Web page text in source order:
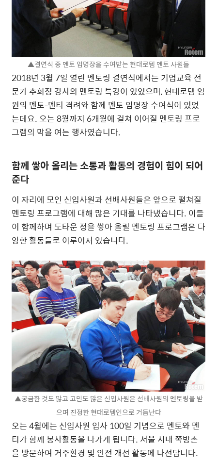
▲결연식 중 멘토 임명장을 수여받는 현대로템 멘토 사원들
2018년 3월 7일 열린 멘토링 결연식에서는 기업교육 전
문가 추희정 강사의 멘토링 특강이 있었으며, 현대로템 임
원의 멘토-멘티 격려와 함께 멘토 임명장 수여식이 있었
는데요. 오는 8월까지 6개월에 걸쳐 이어질 멘토링 프로
그램의 막을 여는 행사였습니다.
함께 쌓아 올리는 소통과 활동의 경험이 힘이 되어
준다
이 자리에 모인 신입사원과 선배사원들은 앞으로 펼쳐질
멘토링 프로그램에 대해 많은 기대를 나타냈습니다. 이들
이 함께하며 도타운 정을 쌓아 올릴 멘토링 프로그램은 다
양한 활동들로 이루어져 있습니다.
▲궁금한 것도 많고 고민도 많은 신입사원은 선배사원의 멘토링을 받
으며 진정한 현대로템인으로 거듭난다
오는 4월에는 신입사원 입사 100일 기념으로 멘토와 멘
티가 함께 봉사활동을 나가게 됩니다. 서울 시내 쪽방촌
을 방문하여 거주환경 및 안전 개선 활동에 나선답니다.